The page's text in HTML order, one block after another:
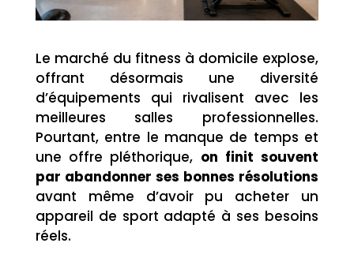
Le marché du fitness à domicile explose,
offrant désormais une diversité
d’équipements qui rivalisent avec les
meilleures salles professionnelles.
Pourtant, entre le manque de temps et
une offre pléthorique, on finit souvent
par abandonner ses bonnes résolutions
avant même d’avoir pu acheter un
appareil de sport adapté à ses besoins
réels.